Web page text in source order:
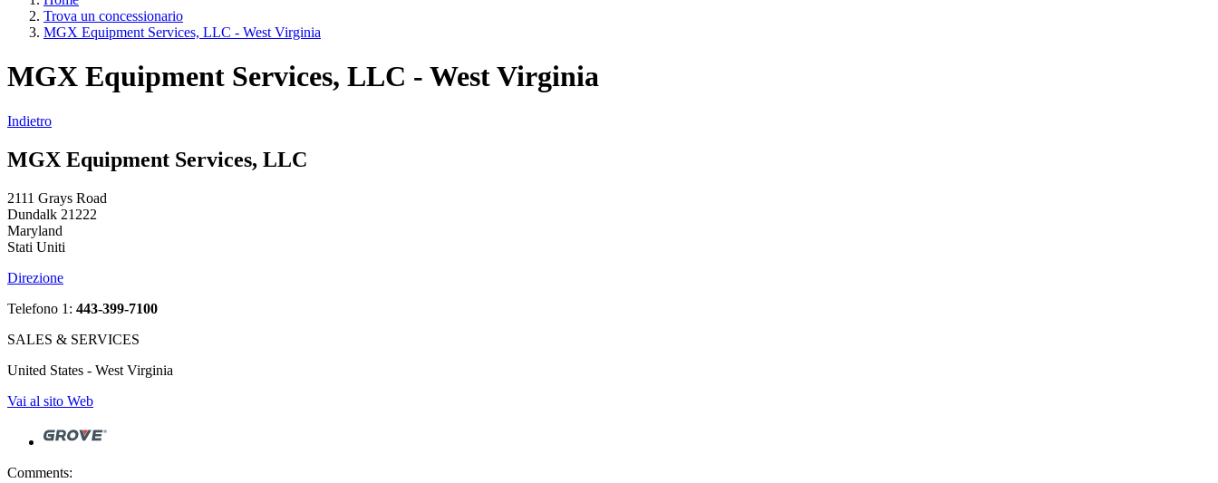
Trova un concessionario
MGX Equipment Services, LLC - West Virginia
MGX Equipment Services, LLC - West Virginia
Indietro
MGX Equipment Services, LLC
2111 Grays Road
Dundalk 21222
Maryland
Stati Uniti
Direzione
Telefono 1: 443-399-7100
SALES & SERVICES
United States - West Virginia
Vai al sito Web
Comments: